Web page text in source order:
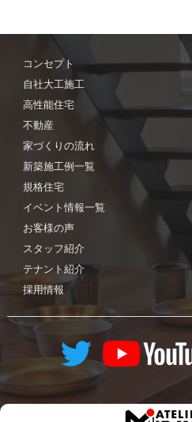
コンセプト
自社大工施工
高性能住宅
不動産
家づくりの流れ
新築施工例一覧
規格住宅
イベント情報一覧
お客様の声
スタッフ紹介
テナント紹介
採用情報